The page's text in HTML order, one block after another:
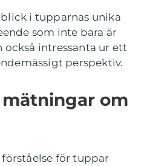
i tupparnas unika
som inte bara är
också intressanta ur ett
perspektiv.
om
för tuppar